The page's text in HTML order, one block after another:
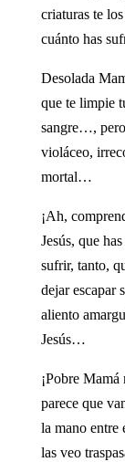
criaturas te
cuánto has
Desolada
que te limpie
sangre…,
violáceo,
mortal…
¡Ah,
Jesús, que
sufrir, tanto,
dejar escapar
aliento
Jesús…
¡Pobre
parece que
la mano entre
las veo